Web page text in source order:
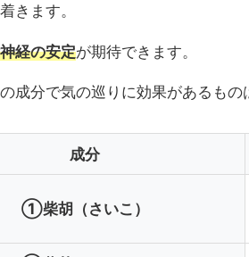
きます。
経の安定が期待できます。
成分で気の巡りに効果があるもの
成分
①柴胡（さいこ）